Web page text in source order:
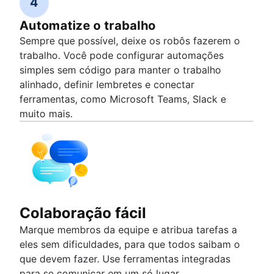
Automatize o trabalho
Sempre que possível, deixe os robôs fazerem o
trabalho. Você pode configurar automações
simples sem código para manter o trabalho
alinhado, definir lembretes e conectar
ferramentas, como Microsoft Teams, Slack e
muito mais.
Colaboração fácil
Marque membros da equipe e atribua tarefas a
eles sem dificuldades, para que todos saibam o
que devem fazer. Use ferramentas integradas